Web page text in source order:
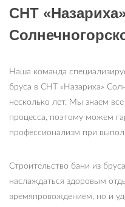
СНТ
Наша команда
бруса в СНТ «Назариха»
несколько лет. Мы знаем
процесса, поэтому можем
профессионализм при
Строительство бани из
наслаждаться здоровым
времяпровождением, но и